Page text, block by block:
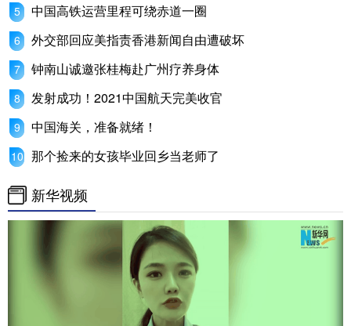
中国高铁运营里程可绕赤道一圈
外交部回应美指责香港新闻自由遭破坏
钟南山诚邀张桂梅赴广州疗养身体
发射成功！2021中国航天完美收官
中国海关，准备就绪！
那个捡来的女孩毕业回乡当老师了
新华视频